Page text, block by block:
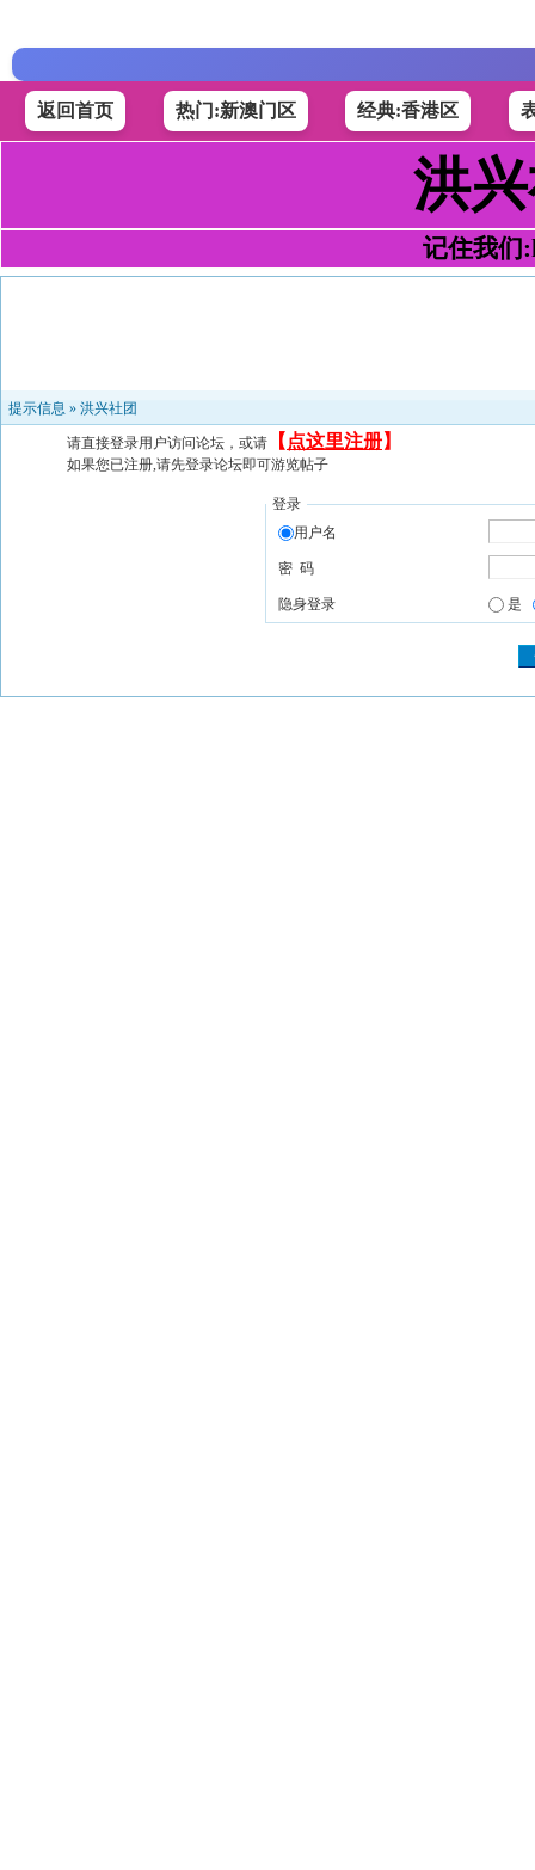
返回首页 热门:新澳门区 经典:香港区
洪
记住我们
提示信息 » 洪兴社团
请直接登录用户访问论坛，或请 【 点这里注册】
如果您已注册,请先登录论坛即可游览帖子
登录
用户名
密 码
隐身登录 是